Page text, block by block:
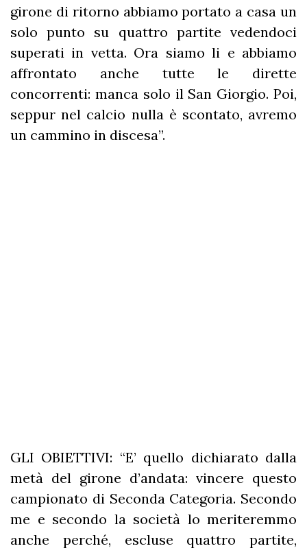
girone di ritorno abbiamo portato a casa un
solo punto su quattro partite vedendoci
superati in vetta. Ora siamo li e abbiamo
affrontato anche tutte le dirette
concorrenti: manca solo il San Giorgio. Poi,
seppur nel calcio nulla è scontato, avremo
un cammino in discesa”.
GLI OBIETTIVI: “E’ quello dichiarato dalla
metà del girone d’andata: vincere questo
campionato di Seconda Categoria. Secondo
me e secondo la società lo meriteremmo
anche perché, escluse quattro partite,